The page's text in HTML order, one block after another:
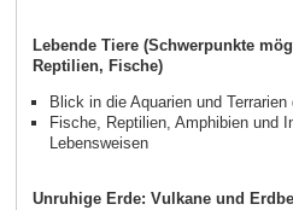
Lebende Tiere (Schwerpunkte
Reptilien, Fische)
Blick in die Aquarien und
Fische, Reptilien, Amphibien und
Lebensweisen
Unruhige Erde: Vulkane und